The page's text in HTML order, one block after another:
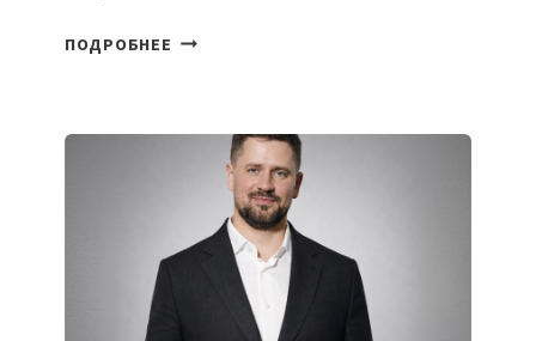
ПОДРОБНЕЕ 6
КОТОРЫЕ
РАЗВИВАЮТ
ТЕХНОЛОГИЧЕСКОЕ
ОБРАЗОВАНИЕ
ТАДЖИКИСТАНА